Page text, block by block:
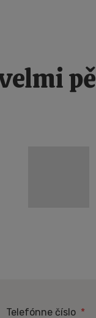
Telefónne číslo *